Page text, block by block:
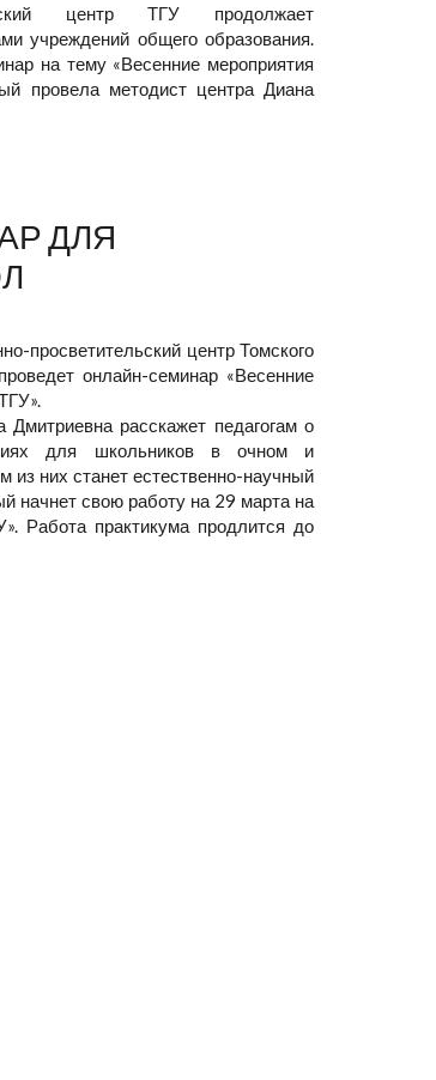
центр ТГУ продолжает
учреждений общего образования.
на тему «Весенние мероприятия
провела методист центра Диана
ДЛЯ
просветительский центр Томского
онлайн-семинар «Весенние
расскажет педагогам о
для школьников в очном и
них станет естественно-научный
начнет свою работу на 29 марта на
Работа практикума продлится до